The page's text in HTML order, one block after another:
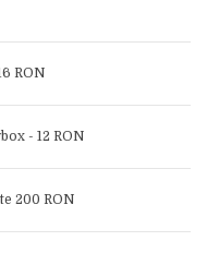
RON
- 12 RON
200 RON